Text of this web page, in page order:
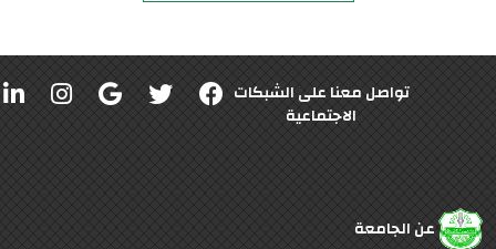
تواصل معنا على الشبكات
الاجتماعية
عن الجامعة